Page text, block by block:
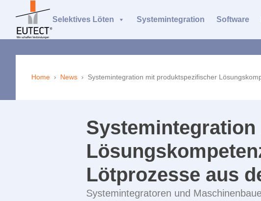
Selektives Löten Systemintegration Software
Home › News › Systemintegration mit produktspezifischer
Lötprozesse aus
Systemintegratoren und